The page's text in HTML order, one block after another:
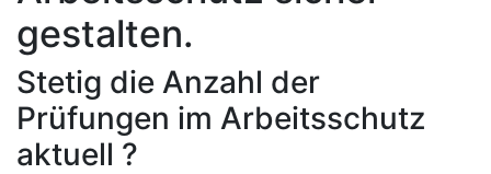
gestalten.
Stetig die Anzahl der
Prüfungen im Arbeitsschutz
aktuell ?